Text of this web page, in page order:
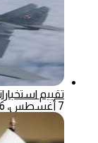
تقييم
7 أغسطس، 2026